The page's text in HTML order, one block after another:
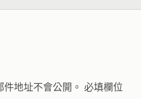
地址不會公開。 必填欄位